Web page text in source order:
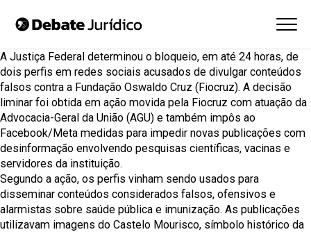
A Justiça Federal determinou o bloqueio, em até 24 horas, de
dois perfis em redes sociais acusados de divulgar conteúdos
falsos contra a Fundação Oswaldo Cruz (Fiocruz). A decisão
liminar foi obtida em ação movida pela Fiocruz com atuação da
Advocacia-Geral da União (AGU) e também impôs ao
Facebook/Meta medidas para impedir novas publicações com
desinformação envolvendo pesquisas científicas, vacinas e
servidores da instituição.
Segundo a ação, os perfis vinham sendo usados para
disseminar conteúdos considerados falsos, ofensivos e
alarmistas sobre saúde pública e imunização. As publicações
utilizavam imagens do Castelo Mourisco, símbolo histórico da